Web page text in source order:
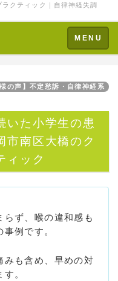
クティック｜自律神経失調
Toggle
navigation
MENU
の声】不定愁訴・自律神経系
いた小学生の患
市南区大橋のク
ィック
らず、喉の違和感も
例です。
みも含め、早めの対
。